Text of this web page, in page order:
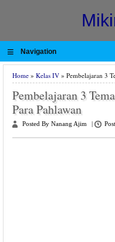
≡ Navigation
Home » Kelas IV » Pembelajaran 3
Pembelajaran 3
Para Pahlawan
Posted By Nanang Ajim